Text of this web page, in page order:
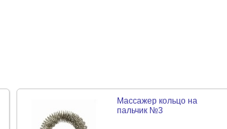
Массажер кольцо на
пальчик №3